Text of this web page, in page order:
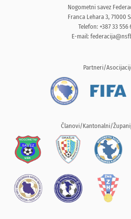
Nogometni savez
Franca Lehara 3, 71000
Telefon: +387 33 556
E-mail:
Partneri/
Članovi/Kantonalni/